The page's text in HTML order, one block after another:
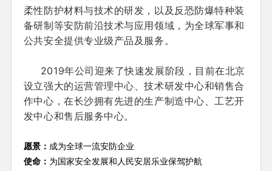
柔性防护材料与技术的研发，以及反恐防爆特种装
备研制等安防前沿技术与应用领域，为全球军事和
公共安全提供专业级产品及服务。
2019年公司迎来了快速发展阶段，目前在北京
设立强大的运营管理中心、技术研发中心和销售合
作中心，在长沙拥有先进的生产制造中心、工艺开
发中心和售后服务中心。
愿景： 成为全球一流安防企业
使命： 为国家安全发展和人民安居乐业保驾护航